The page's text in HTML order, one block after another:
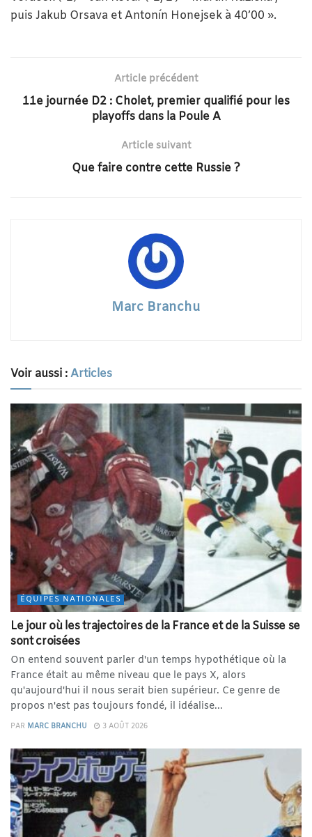
puis Jakub Orsava et Antonín Honejsek à 40’00 ».
Article précédent
11e journée D2 : Cholet, premier qualifié pour les
playoffs dans la Poule A
Article suivant
Que faire contre cette Russie ?
Marc Branchu
Voir aussi :Articles
ÉQUIPES NATIONALES
Le jour où les trajectoires de la France et de la Suisse se
sont croisées
On entend souvent parler d'un temps hypothétique où la
France était au même niveau que le pays X, alors
qu'aujourd'hui il nous serait bien supérieur. Ce genre de
propos n'est pas toujours fondé, il idéalise...
PAR MARC BRANCHU 3 AOÛT 2026